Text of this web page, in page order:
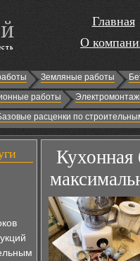
Главная
О
Земляные работы
работы
расценки по
Кухонная